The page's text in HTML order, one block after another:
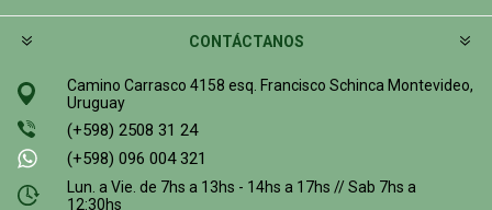
CONTÁCTANOS
Camino Carrasco 4158 esq. Francisco Schinca Montevideo,
Uruguay
(+598) 2508 31 24
(+598) 096 004 321
Lun. a Vie. de 7hs a 13hs - 14hs a 17hs // Sab 7hs a
12:30hs